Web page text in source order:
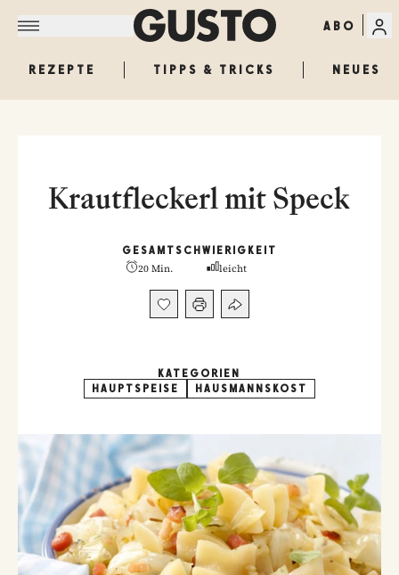
ABO
REZEPTE TIPPS & TRICKS NEUES
Krautfleckerl mit Speck
GESAMT
20 Min.
SCHWIERIGKEIT
leicht
KATEGORIEN
HAUPTSPEISE
HAUSMANNSKOST